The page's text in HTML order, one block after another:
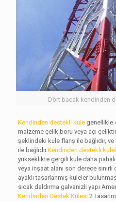
Dört bacak kendinden
Kendinden destekli kulegenellikle 4
malzeme çelik boru veya açı
şeklindeki kule flanş ile bağlıdır,
ile bağlıdır.Kendinden destekli
yükseklikte gergili kule daha
veya inşaat alanı son derece
ayaklı tasarlanmış kuleler
sıcak daldırma galvanizli yapı
Kendinden Destek Kulesi2